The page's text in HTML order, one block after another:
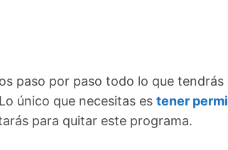
paso por paso todo lo que
único que necesitas es tener
para quitar este programa.